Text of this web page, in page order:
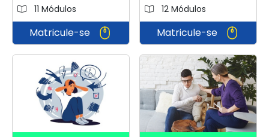
11 Módulos
Matricule-se
12 Módulos
Matricule-se